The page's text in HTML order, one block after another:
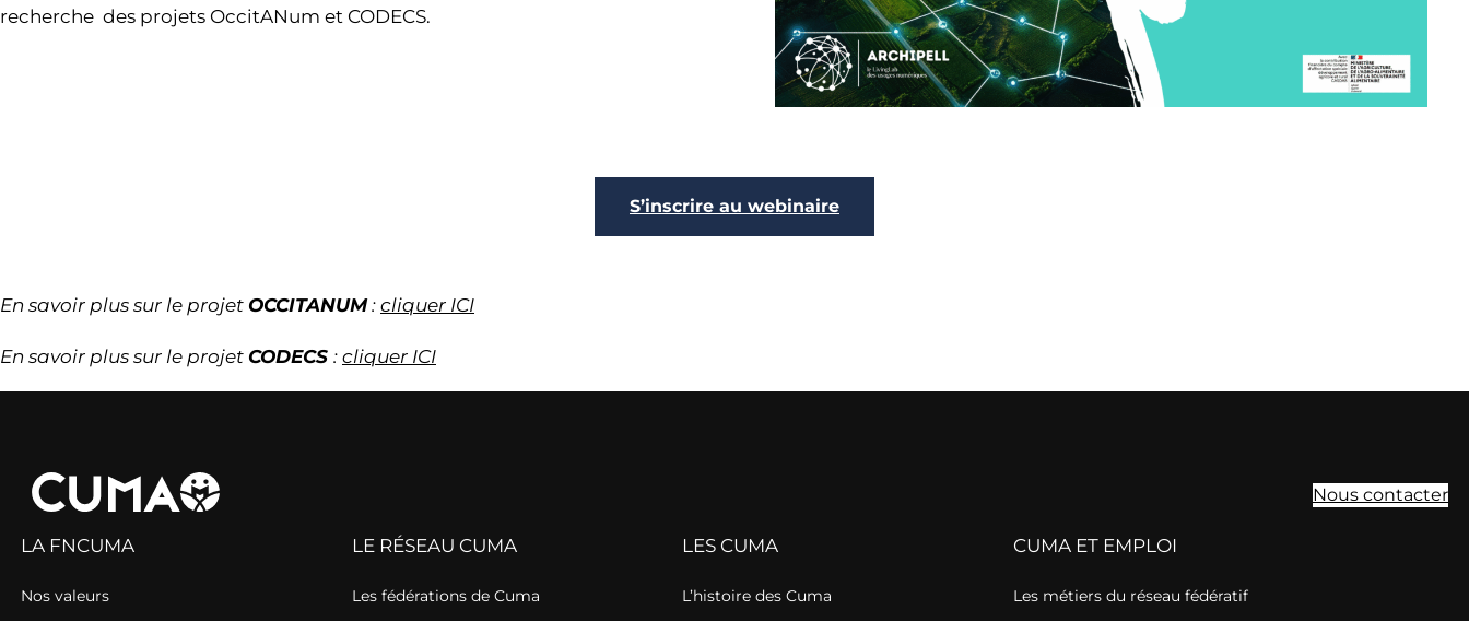
recherche des projets OccitANum et CODECS.
S’inscrire au webinaire
En savoir plus sur le projet OCCITANUM: cliquer ICI
En savoir plus sur le projet CODECS : cliquer ICI
Nous contacter
LA FNCUMA
Nos valeurs
LE RÉSEAU CUMA
Les fédérations de Cuma
LES CUMA
L’histoire des Cuma
CUMA ET EMPLOI
Les métiers du réseau fédératif